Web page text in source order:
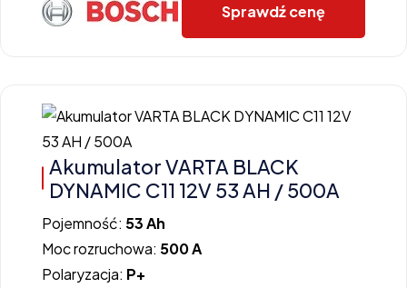
Sprawdź cenę
Akumulator VARTA BLACK
DYNAMIC C11 12V 53 AH / 500A
Pojemność: 53 Ah
Moc rozruchowa: 500 A
Polaryzacja: P+